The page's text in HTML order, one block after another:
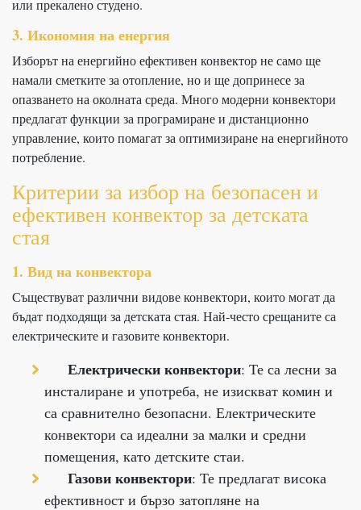
или прекалено студено.
3. Икономия на енергия
Изборът на енергийно ефективен конвектор не само ще
намали сметките за отопление, но и ще допринесе за
опазването на околната среда. Много модерни конвектори
предлагат функции за програмиране и дистанционно
управление, които помагат за оптимизиране на енергийното
потребление.
Критерии за избор на безопасен и
ефективен конвектор за детската
стая
1. Вид на конвектора
Съществуват различни видове конвектори, които могат да
бъдат подходящи за детската стая. Най-често срещаните са
електрическите и газовите конвектори.
Електрически конвектори: Те са лесни за
инсталиране и употреба, не изискват комин и
са сравнително безопасни. Електрическите
конвектори са идеални за малки и средни
помещения, като детските стаи.
Газови конвектори: Те предлагат висока
ефективност и бързо затопляне на